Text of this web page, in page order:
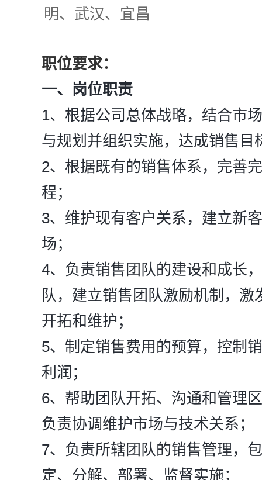
明、武汉、宜昌
职位要求：
一、岗位职责
1、根据公司总体战略，结合市
与规划并组织实施，达成销售目
2、根据既有的销售体系，完善
程；
3、维护现有客户关系，建立新
场；
4、负责销售团队的建设和成长
队，建立销售团队激励机制，激
开拓和维护；
5、制定销售费用的预算，控制
利润；
6、帮助团队开拓、沟通和管理
负责协调维护市场与技术关系；
7、负责所辖团队的销售管理，
定、分解、部署、监督实施；